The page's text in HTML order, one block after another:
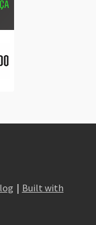
Built with